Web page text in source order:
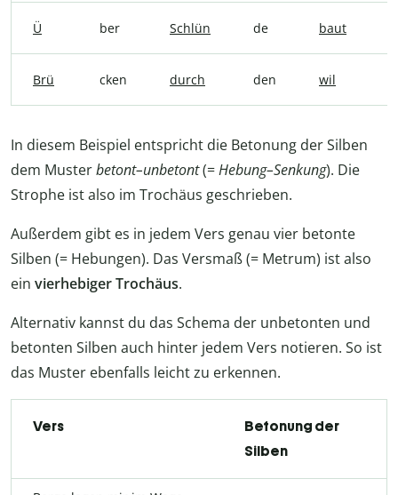
Ü ber Schlün de baut
Brü cken durch den wil
In diesem Beispiel entspricht die Betonung der Silben
dem Musterbetont–unbetont(=Hebung–Senkung). Die
Strophe ist also im Trochäus geschrieben.
Außerdem gibt es in jedem Vers genau vier betonte
Silben (= Hebungen). Das Versmaß (= Metrum) ist also
ein vierhebiger Trochäus.
Alternativ kannst du das Schema der unbetonten und
betonten Silben auch hinter jedem Vers notieren. So ist
das Muster ebenfalls leicht zu erkennen.
Vers
Betonung der
Silben